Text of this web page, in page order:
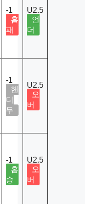
-1
홈
패
U2.5
언
더
-1
핸
디
무
U2.5
오
버
-1
홈
승
U2.5
오
버